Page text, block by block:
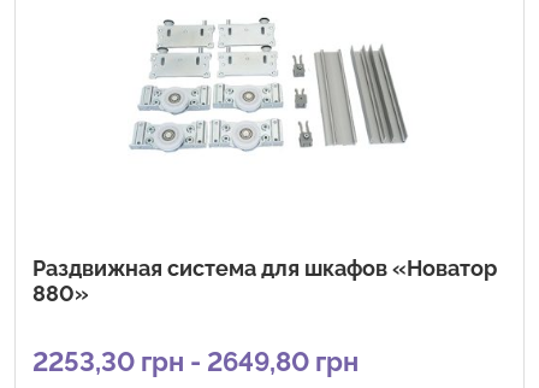
Раздвижная система для шкафов «Новатор
880»
2253,30 грн - 2649,80 грн